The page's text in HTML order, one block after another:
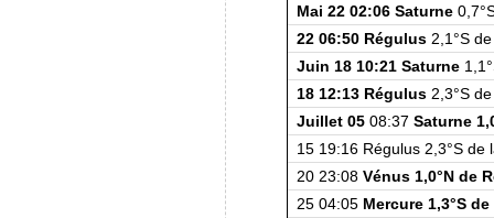
Mai 22 02:06 Saturne
22 06:50 Régulus2,1°S
Juin 18 10:21 Saturne
18 12:13 Régulus2,3°S
Juillet 0508:37 Saturne
15 19:16 Régulus 2,3°S de
20 23:08 Vénus 1,0°N de
25 04:05 Mercure 1,3°S